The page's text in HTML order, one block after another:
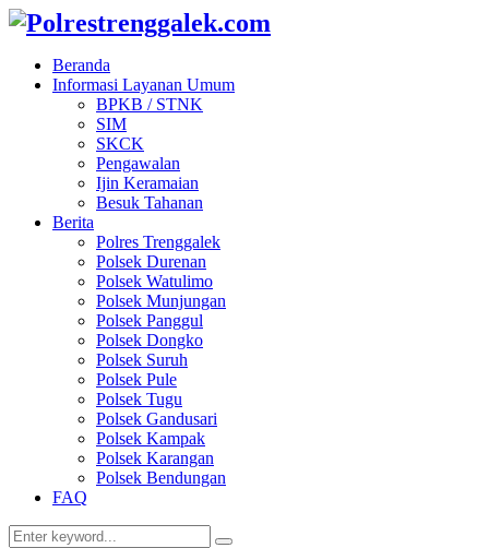
Beranda
Informasi Layanan Umum
BPKB / STNK
SIM
SKCK
Pengawalan
Ijin Keramaian
Besuk Tahanan
Berita
Polres Trenggalek
Polsek Durenan
Polsek Watulimo
Polsek Munjungan
Polsek Panggul
Polsek Dongko
Polsek Suruh
Polsek Pule
Polsek Tugu
Polsek Gandusari
Polsek Kampak
Polsek Karangan
Polsek Bendungan
FAQ
Search